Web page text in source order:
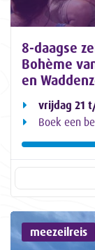
8-daagse
Bohème
en
vrijdag 21
Boek een
meezeilreis